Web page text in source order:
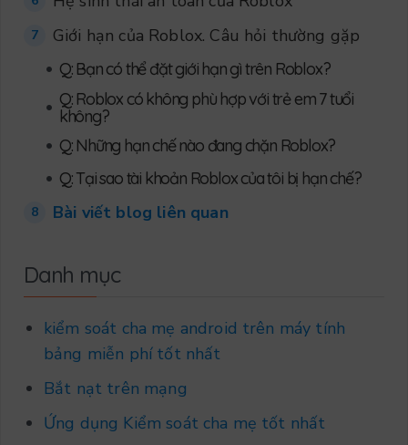
7 Giới hạn của Roblox. Câu hỏi thường gặp
• Q: Bạn có thể đặt giới hạn gì trên Roblox?
• Q: Roblox có không phù hợp với trẻ em 7 tuổi
không?
• Q: Những hạn chế nào đang chặn Roblox?
• Q: Tại sao tài khoản Roblox của tôi bị hạn chế?
8 Bài viết blog liên quan
Danh mục
kiểm soát cha mẹ android trên máy tính
bảng miễn phí tốt nhất
Bắt nạt trên mạng
Ứng dụng Kiểm soát cha mẹ tốt nhất